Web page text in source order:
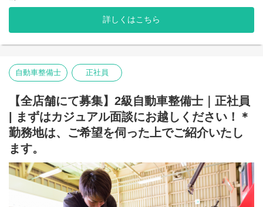
私たちと一緒にオートアールズで自動車検査員として働きません
か？
詳しくはこちら
自動車整備士 正社員
【全店舗にて募集】2級自動車整備士｜正社員
| まずはカジュアル面談にお越しください！＊
勤務地は、ご希望を伺った上でご紹介いたし
ます。